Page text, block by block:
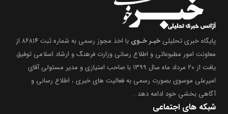
پایگاه خبری تحلیلی خبـر خـوی
با اخذ مجوز رسمی به شماره ثبت ۸۶۸۱۴ از
معاونت امور مطبوعاتی و اطلاع رسانی وزارت فرهنگ و ارشاد اسلامی توفیق
یافت از ۲۰ مرداد ماه سال ۱۳۹۹ با صاحب امتیازی و مدیر مسئولی آقای
امیرعلی موسوی بصورت رسمی به فعالیت های خبری ، اطلاع رسانی و
آگاهی بخشیِ خود ادامه دهد .
شبکه های اجتماعی